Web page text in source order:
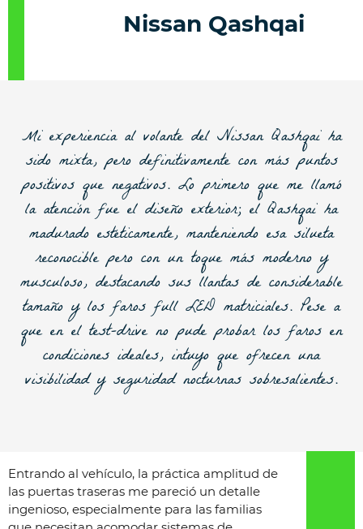
Nissan Qashqai
Mi experiencia al volante del Nissan Qashqai ha
sido mixta, pero definitivamente con más puntos
positivos que negativos. Lo primero que me llamó
la atención fue el diseño exterior; el Qashqai ha
madurado estéticamente, manteniendo esa silueta
reconocible pero con un toque más moderno y
musculoso, destacando sus llantas de considerable
tamaño y los faros full LED matriciales. Pese a
que en el test-drive no pude probar los faros en
condiciones ideales, intuyo que ofrecen una
visibilidad y seguridad nocturnas sobresalientes.
Entrando al vehículo, la práctica amplitud de
las puertas traseras me pareció un detalle
ingenioso, especialmente para las familias